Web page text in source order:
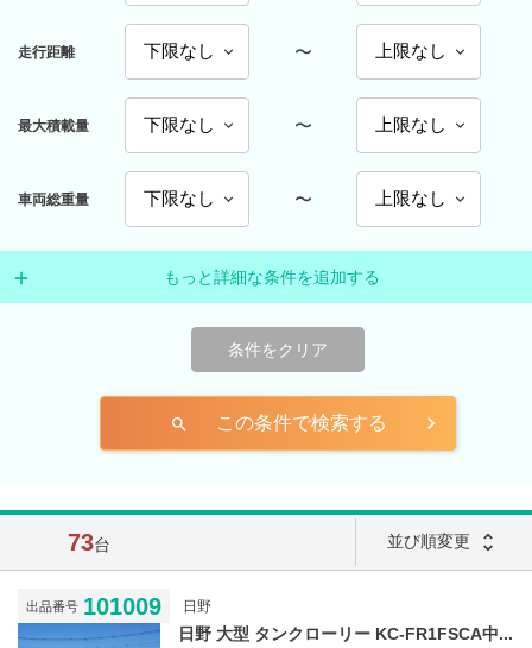
走行距離 〜
最大積載量 〜
車両総重量 〜
もっと詳細な条件を追加する
条件をクリア
search この条件で検索する
73台 並び順変更 unfold_more
出品番号 101009 日野
日野 大型 タンクローリー KC-FR1FSCA中...